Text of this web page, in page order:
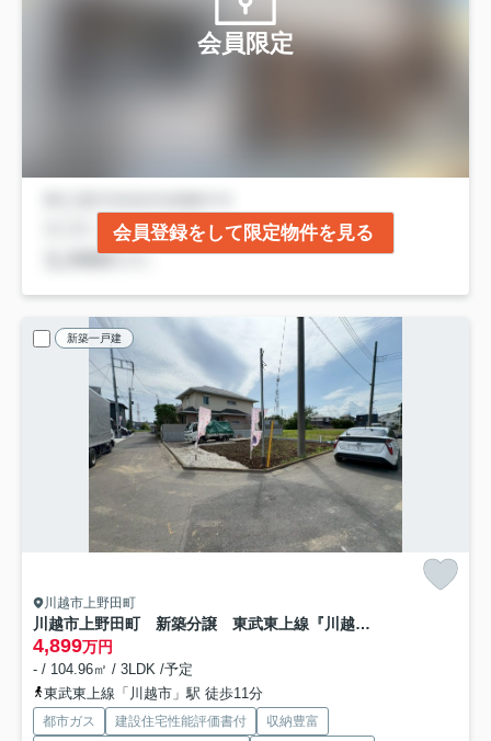
会員限定
会員登録をして限定物件を見る
新築一戸建
川越市上野田町
川越市上野田町 新築分譲 東武東上線『川越市駅』徒歩11分 【泉小学区】
4,899万円
- / 104.96㎡ / 3LDK /予定
東武東上線「川越市」駅 徒歩11分
都市ガス 建設住宅性能評価書付
収納豊富